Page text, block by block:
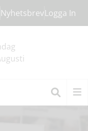
NyhetsbrevLogga In